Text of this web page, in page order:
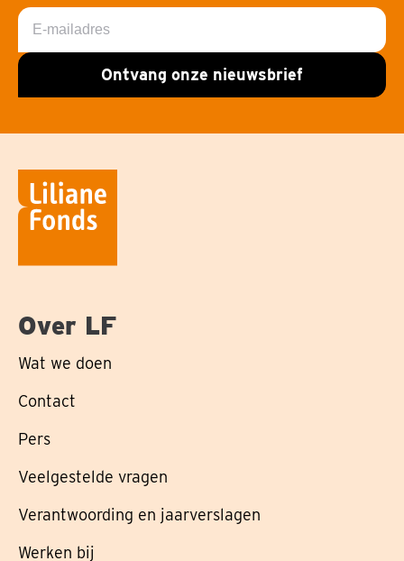
E-
mailadres
Ontvang onze nieuwsbrief
Over LF
Wat we doen
Contact
Pers
Veelgestelde vragen
Verantwoording en jaarverslagen
Werken bij